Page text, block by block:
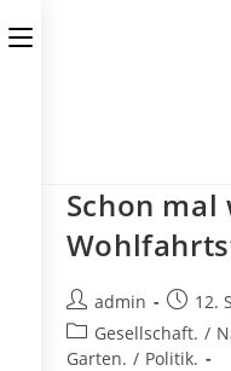
Toggle
Schon mal
Beitrags-
Autor:
admin
Beitrag
12.
Beitrags-
Kategorie:
Gesellschaft. /
Garten. / Politik.